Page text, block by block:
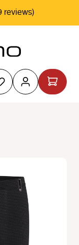
reviews)
Je hebt 0 items